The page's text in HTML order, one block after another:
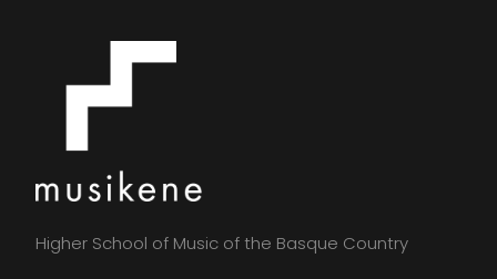
Higher School of Music of the Basque Country